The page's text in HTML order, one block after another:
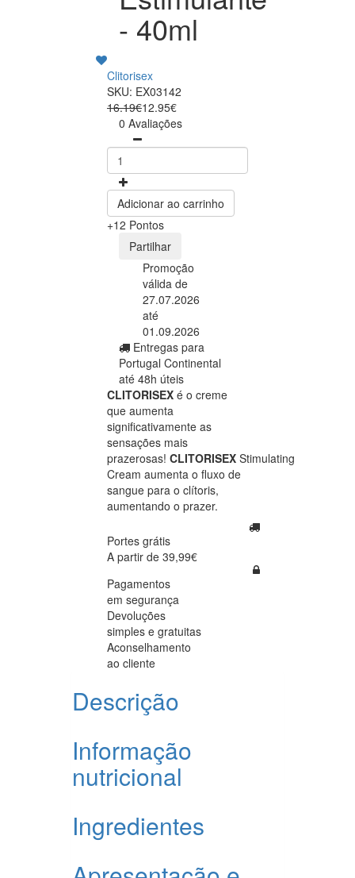
- 40ml
Clitorisex
SKU: EX03142
16.19€12.95€
0 Avaliações
Adicionar ao carrinho
+12 Pontos
Partilhar
Promoção
válida de
27.07.2026
até
01.09.2026
Entregas para
Portugal Continental
até 48h úteis
CLITORISEX é o creme
que aumenta
significativamente as
sensações mais
prazerosas! CLITORISEX Stimulating
Cream aumenta o fluxo de
sangue para o clítoris,
aumentando o prazer.
Portes grátis
A partir de 39,99€
Pagamentos
em segurança
Devoluções
simples e gratuitas
Aconselhamento
ao cliente
Descrição
Informação
nutricional
Ingredientes